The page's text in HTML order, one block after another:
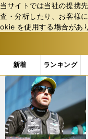
当サイトでは当社の提携
査・分析したり、お客様
okie を使⽤する場合があ
新着 ランキング
b
ス
ポ
ル
ィ
ー
バ
「#最下位」の